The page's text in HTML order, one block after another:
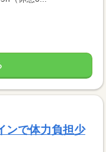
ンで体力負担少